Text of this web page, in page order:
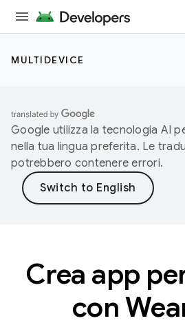
MULTIDEVICE
Google utilizza la tecnologia AI
nella tua lingua preferita. Le
potrebbero contenere errori.
Crea app
con